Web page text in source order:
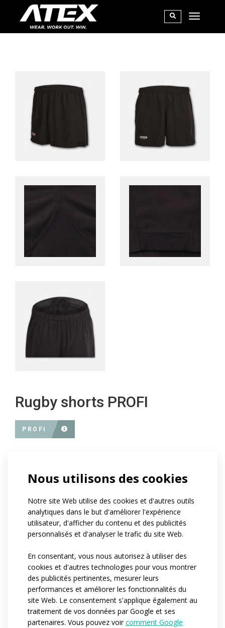
Nous utilisons des cookies
Notre site Web utilise des cookies et d'autres outils
analytiques dans le but d'améliorer l'expérience
utilisateur, d'afficher du contenu et des publicités
personnalisés et d'analyser le trafic du site Web.
En consentant, vous nous autorisez à utiliser des
cookies et d'autres technologies pour vous montrer
des publicités pertinentes, mesurer leurs
performances et améliorer les fonctionnalités du
site Web. Le consentement s'applique également au
traitement de vos données par Google et ses
partenaires. Vous pouvez voircomment Google
Rugby shorts PROFI
PROFI
and have a waistband with drawstring. Crutch and lower
allowing a full range of movement. Reinforced double
seams.
Print on grey areas as seen in the picture can be
Référence:
at482.01
Matériau:
Mikrotex
Espan
Variantes:
Pánská / Dětská